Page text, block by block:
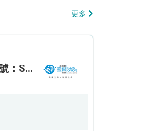
更多
高級技工/技工 (編號：SSO/FM/A/CTE)